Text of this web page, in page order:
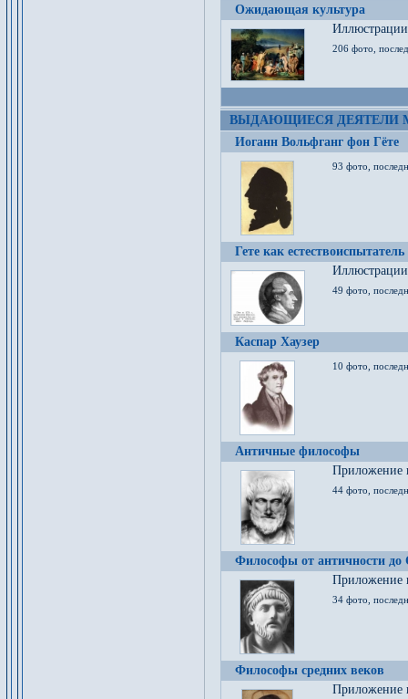
Ожидающая культура
206 фото,
ВЫДАЮЩИЕСЯ ДЕЯТЕЛИ
Иоганн Вольфганг фон Гёте
93 фото,
Гете как естествоиспытатель
49 фото,
Каспар Хаузер
10 фото,
Античные философы
Приложение
44 фото,
Философы от античности до
Приложение
34 фото,
Философы средних веков
Приложение